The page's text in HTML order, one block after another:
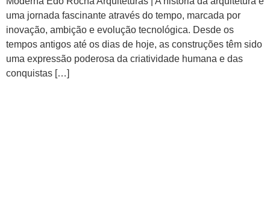
uma jornada fascinante através do tempo, marcada por
inovação, ambição e evolução tecnológica. Desde os
tempos antigos até os dias de hoje, as construções têm sido
uma expressão poderosa da criatividade humana e das
conquistas […]